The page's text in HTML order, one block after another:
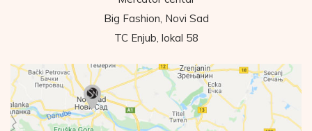
Big Fashion, Novi Sad
TC Enjub, lokal 58